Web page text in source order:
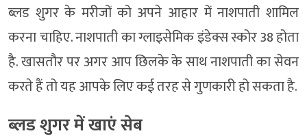
ब्लड शुगर के मरीजों को अपने आहार में नाशपाती शामिल
करना चाहिए. नाशपाती का ग्लाइसेमिक इंडेक्स स्कोर 38 होता
है. खासतौर पर अगर आप छिलके के साथ नाशपाती का सेवन
करते हैं तो यह आपके लिए कई तरह से गुणकारी हो सकता है.
ब्लड शुगर में खाएं सेब